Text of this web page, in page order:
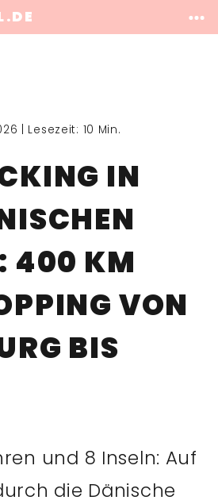
| Lesezeit: 10 Min.
IN
400 KM
VON
BIS
und 8 Inseln: Auf
die Dänische